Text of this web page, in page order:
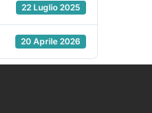
22 Luglio 2025
20 Aprile 2026